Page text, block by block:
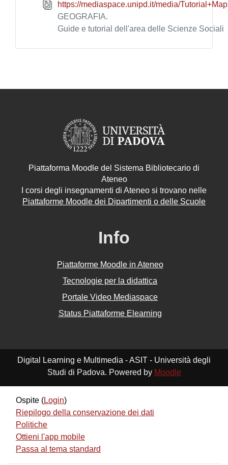
https://mediaspace.unipd.it/media/
GEOGRAFIA.
Guide e tutorial dell'area delle Scienze Sociali
Piattaforma Moodle del Sistema Bibliotecario di
Ateneo
I corsi degli insegnamenti di Ateneo si trovano nelle
Piattaforme Moodle dei Dipartimenti o delle Scuole
Info
Piattaforme Moodle in Ateneo
Tecnologie per la didattica
Portale Video Mediaspace
Status Piattaforme Elearning
Digital Learning e Multimedia - ASIT - Università degli
Studi di Padova. Powered by Moodle
Ospite (Login)
Riepilogo della conservazione dei dati
Politiche
Ottieni l'app mobile
Passa al tema standard